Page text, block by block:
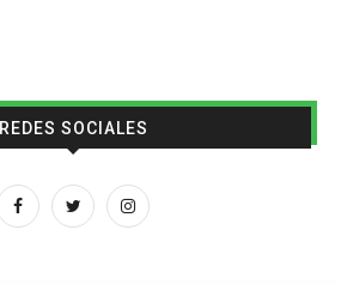
REDES SOCIALES